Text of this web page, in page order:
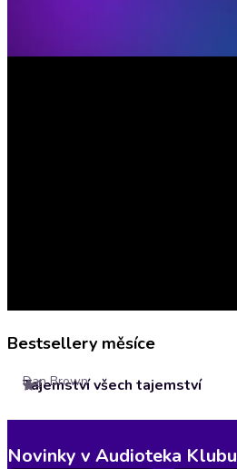
Bestsellery měsíce
Tajemství všech tajemství
Dan Brown
4
Novinky v Audioteka Klubu